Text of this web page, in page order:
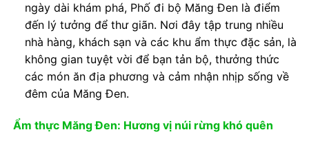
ngày dài khám phá, Phố đi bộ Măng Đen là điểm
đến lý tưởng để thư giãn. Nơi đây tập trung nhiều
nhà hàng, khách sạn và các khu ẩm thực đặc sản, là
không gian tuyệt vời để bạn tản bộ, thưởng thức
các món ăn địa phương và cảm nhận nhịp sống về
đêm của Măng Đen.
Ẩm thực Măng Đen: Hương vị núi rừng khó quên